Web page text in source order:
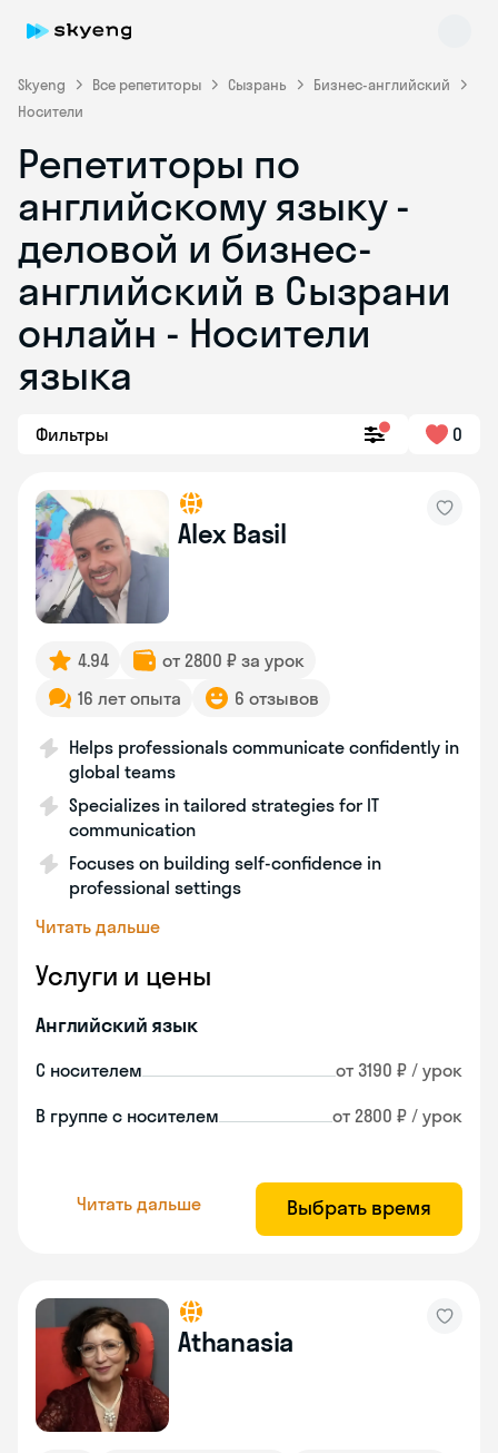
Skyeng Все репетиторы Сызрань
Бизнес-английский
Носители
Репетиторы по
английскому языку -
деловой и бизнес-
английский в Сызрани
онлайн - Носители
языка
Фильтры 0
Alex Basil
4.94
от 2800 ₽ за урок
16 лет опыта
6 отзывов
Helps professionals communicate confidently in
global teams
Specializes in tailored strategies for IT
communication
Focuses on building self-confidence in
professional settings
Читать дальше
Услуги и цены
Английский язык
С носителем от 3190 ₽ / урок
В группе с носителем от 2800 ₽ / урок
Читать дальше Выбрать время
Athanasia
Skyeng Chat